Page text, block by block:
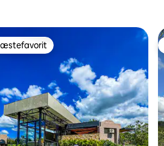
gæstefavorit